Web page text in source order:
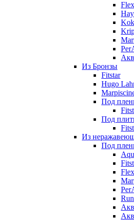
Из Бронзы
Fitstar
Hugo
Под
Под
Из
Под